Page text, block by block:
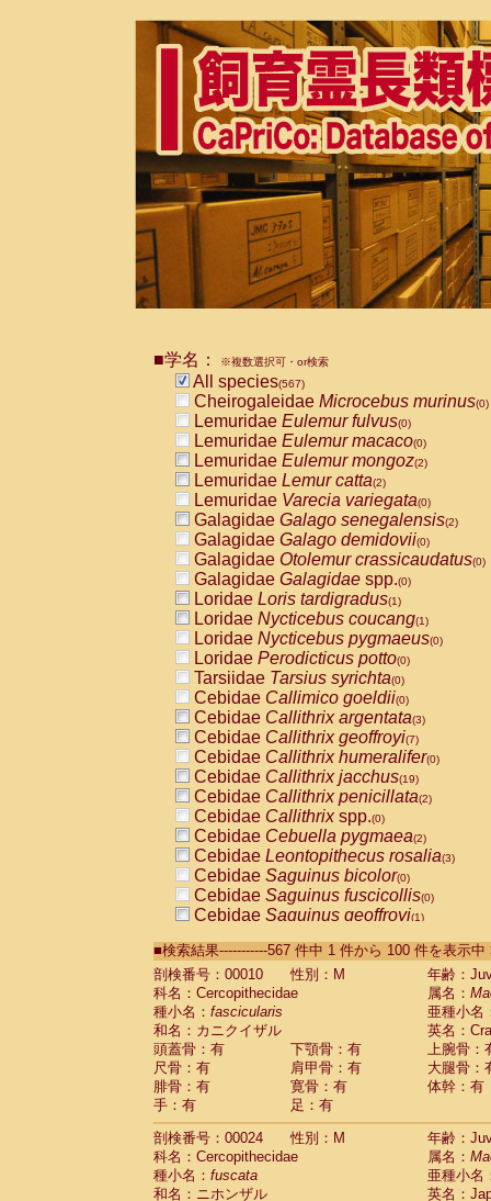
■学名： ※複数選択可・or検索
All species(567)
Cheirogaleidae Microcebus murinus(0)
Lemuridae Eulemur fulvus(0)
Lemuridae Eulemur macaco(0)
Lemuridae Eulemur mongoz(2)
Lemuridae Lemur catta(2)
Lemuridae Varecia variegata(0)
Galagidae Galago senegalensis(2)
Galagidae Galago demidovii(0)
Galagidae Otolemur crassicaudatus(0)
Galagidae Galagidae spp.(0)
Loridae Loris tardigradus(1)
Loridae Nycticebus coucang(1)
Loridae Nycticebus pygmaeus(0)
Loridae Perodicticus potto(0)
Tarsiidae Tarsius syrichta(0)
Cebidae Callimico goeldii(0)
Cebidae Callithrix argentata(3)
Cebidae Callithrix geoffroyi(7)
Cebidae Callithrix humeralifer(0)
Cebidae Callithrix jacchus(19)
Cebidae Callithrix penicillata(2)
Cebidae Callithrixspp.(0)
Cebidae Cebuella pygmaea(2)
Cebidae Leontopithecus rosalia(3)
Cebidae Saguinus bicolor(0)
Cebidae Saguinus fuscicollis(0)
Cebidae Saguinus geoffroyi(1)
CebidaeSaguinus labiatus(0)
Cebidae Saguinus leucopus (4)
CebidaeSaguinus midas
CebidaeSaguinus mystax
CebidaeSaguinus nigricollis (13)
Cebidae Saguinus oedipus
Cebidae Saguinus weddelli
Cebidae Saguinusspp.
Cebidae Aotus trivirgatus
Cebidae Cebus albifrons
CebidaeCebus apella
Cebidae
CebidaeCebus nigrivittatus
■検索結果-----------567 件中 1 件から 100 件を表示
剖検番号：00010
性別：M
年齢：
科名：Cercopithecidae
属名：
種小名： fascicularis
亜種小名
和名：カニクイザル
英名：
頭蓋骨：有
下顎骨：有
上腕骨：
尺骨：有
肩甲骨：有
大腿骨：
腓骨：有
寛骨：有
体幹：有
手：有
足：有
剖検番号：00024
性別：M
年齢：
科名：Cercopithecidae
属名：
種小名： fuscata
亜種小名
和名：ニホンザル
英名：